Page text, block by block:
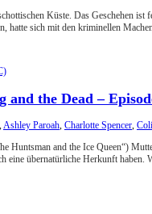
Küste. Das Geschehen
hatte sich mit den kriminellen
the Dead –
Ashley Paroah Charlotte Spencer
Huntsman and the Ice Queen“)
eine übernatürliche Herkunft haben.